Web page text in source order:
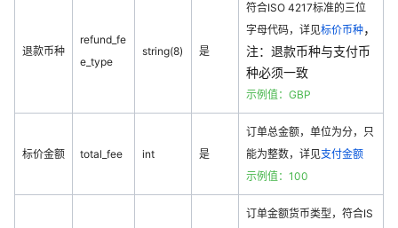
退款币种
refund_fe
e_type
string(8) 是
符合ISO 4217标准的三位
字母代码，详见标价币种，
注：退款币种与支付币
种必须一致
示例值：GBP
标价金额 total_fee int 是
订单总金额，单位为分，只
能为整数，详见支付金额
示例值：100
订单金额货币类型，符合IS